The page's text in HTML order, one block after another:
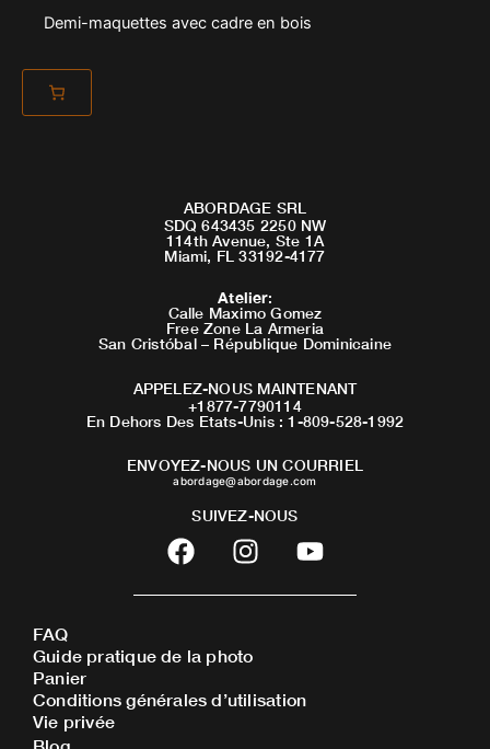
Demi-maquettes avec cadre en bois
ABORDAGE SRL
SDQ 643435 2250 NW
114th Avenue, Ste 1A
Miami, FL 33192-4177
Atelier:
Calle Maximo Gomez
Free Zone La Armeria
San Cristóbal – République Dominicaine
APPELEZ-NOUS MAINTENANT
+1877-7790114
En Dehors Des Etats-Unis : 1-809-528-1992
ENVOYEZ-NOUS UN COURRIEL
abordage@abordage.com
SUIVEZ-NOUS
F
a
c
b
o
o
I
n
s
a
g
r
Y
o
u
FAQ
Guide pratique de la photo
Panier
Conditions générales d’utilisation
Vie privée